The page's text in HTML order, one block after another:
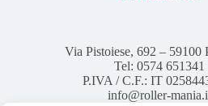
Via Pistoiese, 692 – 59100
Tel: 0574 651341
P.IVA / C.F.: IT
info@roller-